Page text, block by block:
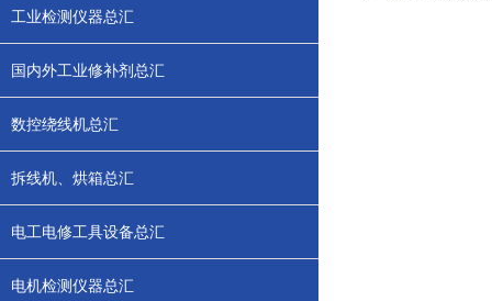
工业检测仪器总汇
国内外工业修补剂总汇
数控绕线机总汇
拆线机、烘箱总汇
电工电修工具设备总汇
电机检测仪器总汇